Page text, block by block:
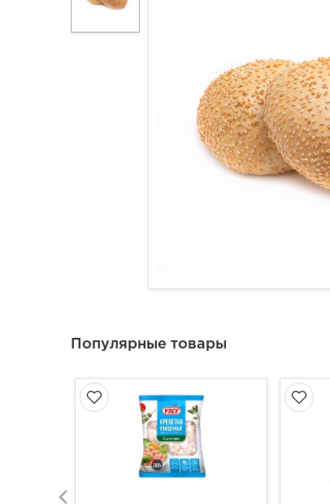
Популярные товары